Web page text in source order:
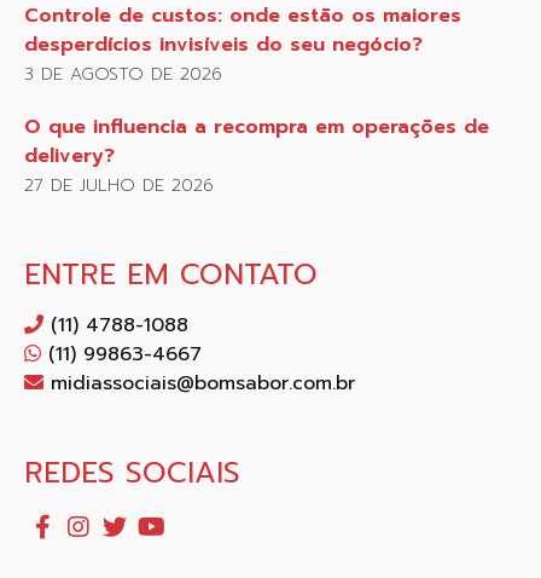
Controle de custos: onde estão os maiores
desperdícios invisíveis do seu negócio?
3 DE AGOSTO DE 2026
O que influencia a recompra em operações de
delivery?
27 DE JULHO DE 2026
ENTRE EM CONTATO
(11) 4788-1088
(11) 99863-4667
midiassociais@bomsabor.com.br
REDES SOCIAIS